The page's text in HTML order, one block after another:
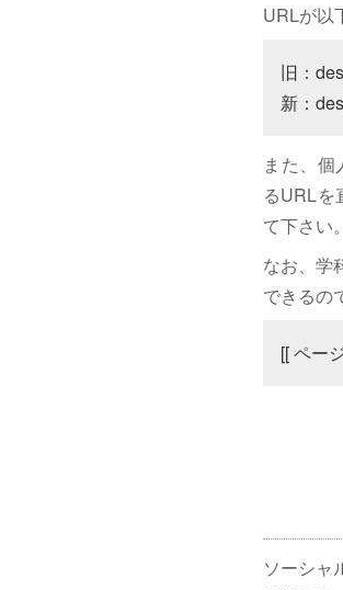
URLが以
旧：
新：
また、個
るURLを
て下さい。
なお、学
できるの
[[ ペー
ソーシャ